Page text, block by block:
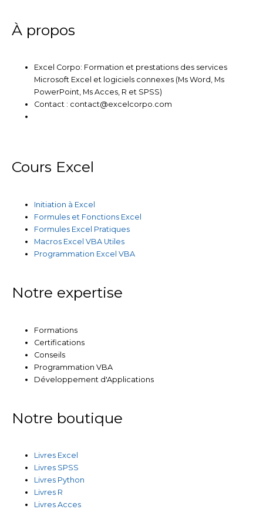
À propos
Excel Corpo: Formation et prestations des services
Microsoft Excel et logiciels connexes (Ms Word, Ms
PowerPoint, Ms Acces, R et SPSS)
Contact : contact@excelcorpo.com
Cours Excel
Initiation à Excel
Formules et Fonctions Excel
Formules Excel Pratiques
Macros Excel VBA Utiles
Programmation Excel VBA
Notre expertise
Formations
Certifications
Conseils
Programmation VBA
Développement d'Applications
Notre boutique
Livres Excel
Livres SPSS
Livres Python
Livres R
Livres Acces